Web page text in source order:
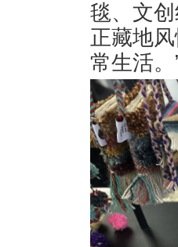
毯、文
正藏地
常生活。